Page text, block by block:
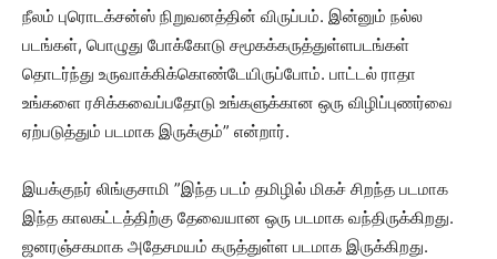
நீலம் புரொடக்சன்ஸ் நிறுவனத்தின் விருப்பம். இன்னும் நல்ல
படங்கள், பொழுது போக்கோடு சமூகக்கருத்துள்ளபடங்கள்
தொடர்ந்து உருவாக்கிக்கொண்டேயிருப்போம். பாட்டல் ராதா
உங்களை ரசிக்கவைப்பதோடு உங்களுக்கான ஒரு விழிப்புணர்வை
ஏற்படுத்தும் படமாக இருக்கும்” என்றார்.
இயக்குநர் லிங்குசாமி ”இந்த படம் தமிழில் மிகச் சிறந்த படமாக
இந்த காலகட்டத்திற்கு தேவையான ஒரு படமாக வந்திருக்கிறது.
ஜனரஞ்சகமாக அதேசமயம் கருத்துள்ள படமாக இருக்கிறது.